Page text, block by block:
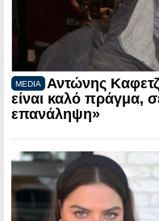
MEDIA
Αντώνης
είναι καλό πράγμα,
επανάληψη»